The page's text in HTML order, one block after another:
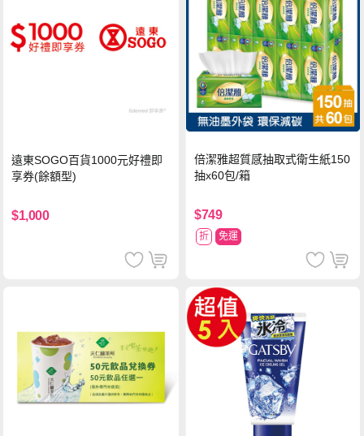
遠東SOGO百貨1000元好禮即
享券(餘額型)
$1,000
倍潔雅超質感抽取式衛生紙150
抽x60包/箱
$749
折 免運